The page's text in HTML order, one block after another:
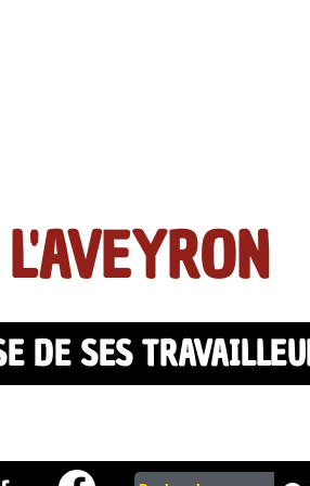
DE SES